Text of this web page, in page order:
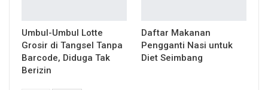
Umbul-Umbul Lotte
Grosir di Tangsel Tanpa
Barcode, Diduga Tak
Berizin
Daftar Makanan
Pengganti Nasi untuk
Diet Seimbang